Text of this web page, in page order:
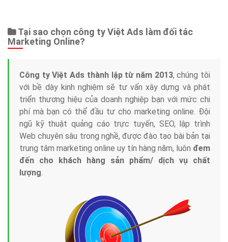
Tại sao chọn công ty Việt Ads làm đối tác
Marketing Online?
Công ty Việt Ads thành lập từ năm 2013, chúng tôi
với bề dày kinh nghiệm sẽ tư vấn xây dựng và phát
triển thương hiệu của doanh nghiệp bạn với mức chi
phí mà bạn có thể đầu tư cho marketing online. Đội
ngũ kỹ thuật quảng cáo trực tuyến, SEO, lập trình
Web chuyên sâu trong nghề, được đào tạo bài bản tại
trung tâm marketing online uy tín hàng năm, luôn đem
đến cho khách hàng sản phẩm/ dịch vụ chất
lượng.